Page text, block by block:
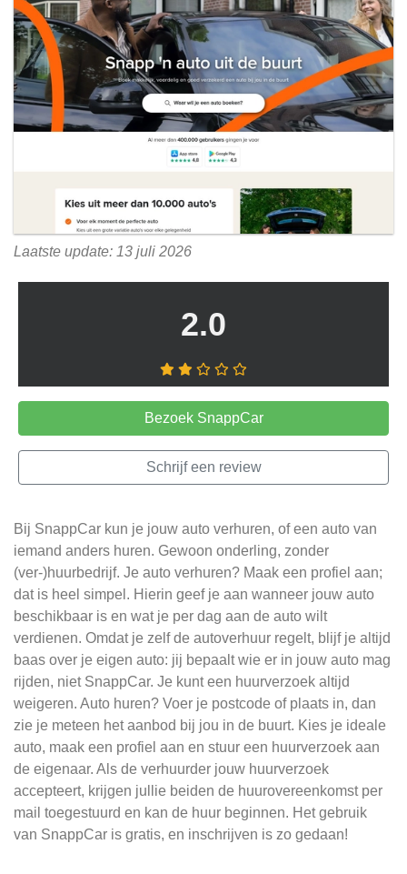
Laatste update: 13 juli 2026
2.0
Bezoek SnappCar
Schrijf een review
Bij SnappCar kun je jouw auto verhuren, of een auto van
iemand anders huren. Gewoon onderling, zonder
(ver-)huurbedrijf. Je auto verhuren? Maak een profiel aan;
dat is heel simpel. Hierin geef je aan wanneer jouw auto
beschikbaar is en wat je per dag aan de auto wilt
verdienen. Omdat je zelf de autoverhuur regelt, blijf je altijd
baas over je eigen auto: jij bepaalt wie er in jouw auto mag
rijden, niet SnappCar. Je kunt een huurverzoek altijd
weigeren. Auto huren? Voer je postcode of plaats in, dan
zie je meteen het aanbod bij jou in de buurt. Kies je ideale
auto, maak een profiel aan en stuur een huurverzoek aan
de eigenaar. Als de verhuurder jouw huurverzoek
accepteert, krijgen jullie beiden de huurovereenkomst per
mail toegestuurd en kan de huur beginnen. Het gebruik
van SnappCar is gratis, en inschrijven is zo gedaan!